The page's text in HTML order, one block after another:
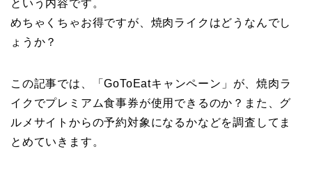
という内容です。
めちゃくちゃお得ですが、焼肉ライクはどうなんでし
ょうか？
この記事では、「GoToEatキャンペーン」が、焼肉ラ
イクでプレミアム食事券が使用できるのか？また、グ
ルメサイトからの予約対象になるかなどを調査してま
とめていきます。